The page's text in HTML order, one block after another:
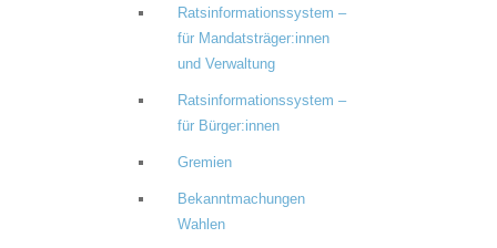
Ratsinformationssystem –
für Mandatsträger:innen
und Verwaltung
Ratsinformationssystem –
für Bürger:innen
Gremien
Bekanntmachungen
Wahlen